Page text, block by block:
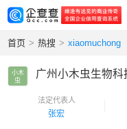
首页 > 热搜 > xiaomuchong
小木
虫
广州小木虫生物科
法定代表人
张宏